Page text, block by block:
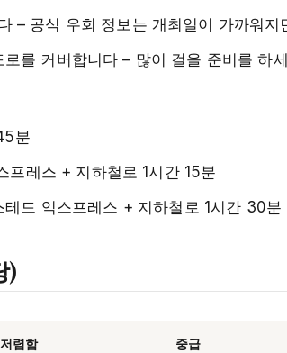
– 공식 우회 정보는 개최일이 가까워
를 커버합니다 – 많이 걸을 준비를 하
분
프레스 + 지하철로 1시간 15분
테드 익스프레스 + 지하철로 1시간 30분
)
저렴함 중급